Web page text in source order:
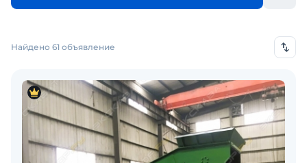
Найдено 61 объявление